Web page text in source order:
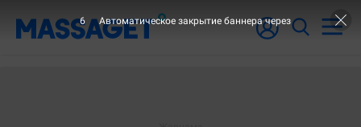
5 Автоматическое закрытие баннера через